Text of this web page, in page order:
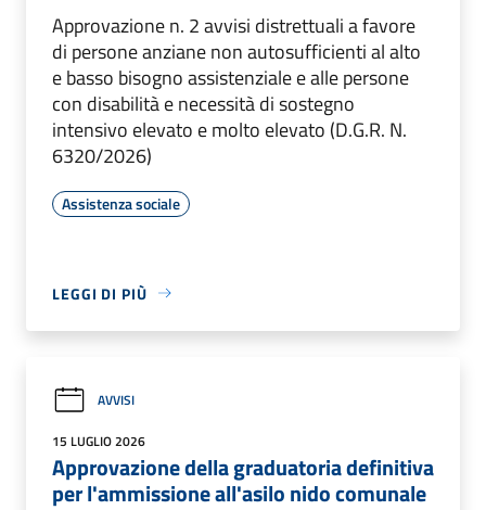
Approvazione n. 2 avvisi distrettuali a favore
di persone anziane non autosufficienti al alto
e basso bisogno assistenziale e alle persone
con disabilità e necessità di sostegno
intensivo elevato e molto elevato (D.G.R. N.
6320/2026)
Assistenza sociale
LEGGI DI PIÙ
AVVISI
15 LUGLIO 2026
Approvazione della graduatoria definitiva
per l'ammissione all'asilo nido comunale